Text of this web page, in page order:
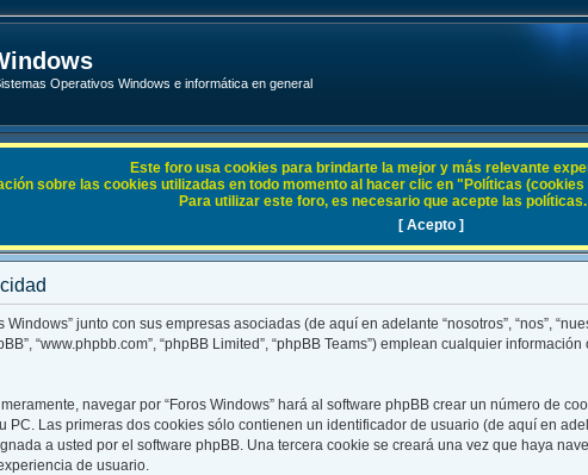
Operativos Windows e informática en general
junto con sus empresas asociadas (de aquí en adelante “nosotros”, “nos”,
“www.phpbb.com”, “phpBB Limited”, “phpBB Teams”) emplean cualquier
navegar por “Foros Windows” hará al software phpBB crear un número de
PC. Las primeras dos cookies sólo contienen un identificador de usuario (de aquí en
a usted por el software phpBB. Una tercera cookie se creará una vez que haya
de usuario.
Este foro usa cookies para brindarte la mejor y más relevante
sobre las cookies utilizadas en todo momento al hacer clic en "Políticas
Para utilizar este foro, es necesario que acepte las políticas.
[ Acepto ]